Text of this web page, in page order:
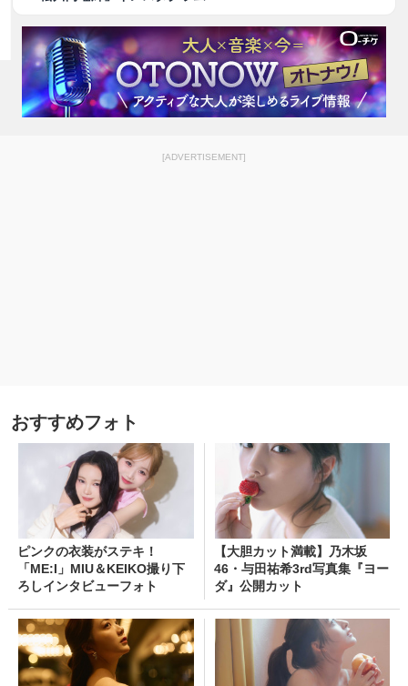
[ADVERTISEMENT]
おすすめフォト
ピンクの衣装がステキ！
「ME:I」MIU＆KEIKO撮り下
ろしインタビューフォト
【大胆カット満載】乃木坂
46・与田祐希3rd写真集『ヨー
ダ』公開カット